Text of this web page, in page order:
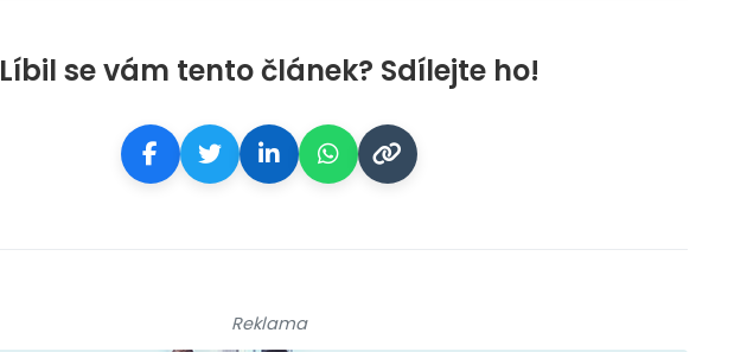
Líbil se vám tento článek? Sdílejte ho!
Reklama